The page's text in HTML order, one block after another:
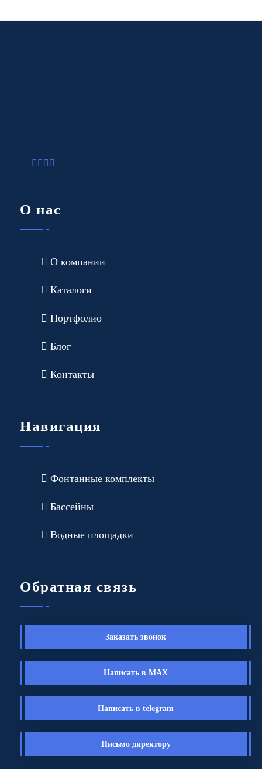
О нас
О компании
Каталоги
Портфолио
Блог
Контакты
Навигация
Фонтанные комплекты
Бассейны
Водные площадки
Обратная связь
Заказать звонок
Написать в MAX
Написать в telegram
Письмо директору